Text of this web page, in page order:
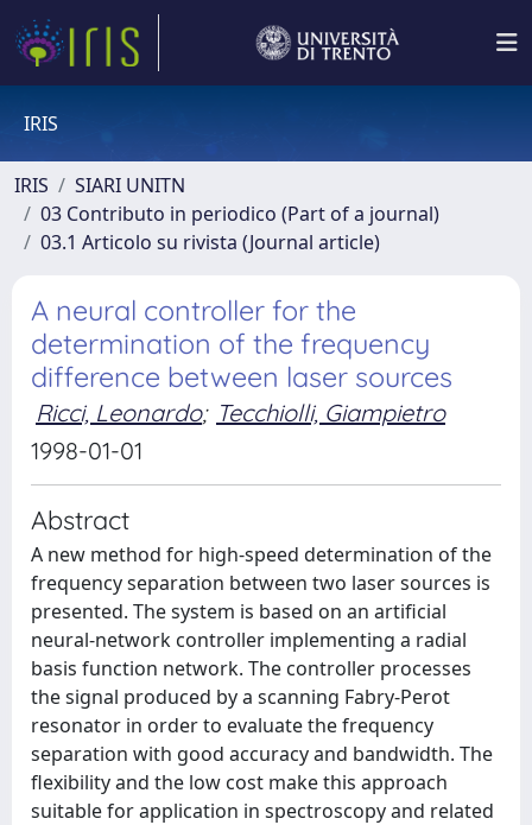
IRIS
IRIS
SIARI UNITN
03 Contributo in periodico (Part of a journal)
03.1 Articolo su rivista (Journal article)
A neural controller for the
determination of the frequency
difference between laser sources
Ricci, Leonardo; Tecchiolli, Giampietro
1998-01-01
Abstract
A new method for high-speed determination of the
frequency separation between two laser sources is
presented. The system is based on an artificial
neural-network controller implementing a radial
basis function network. The controller processes
the signal produced by a scanning Fabry-Perot
resonator in order to evaluate the frequency
separation with good accuracy and bandwidth. The
flexibility and the low cost make this approach
suitable for application in spectroscopy and related